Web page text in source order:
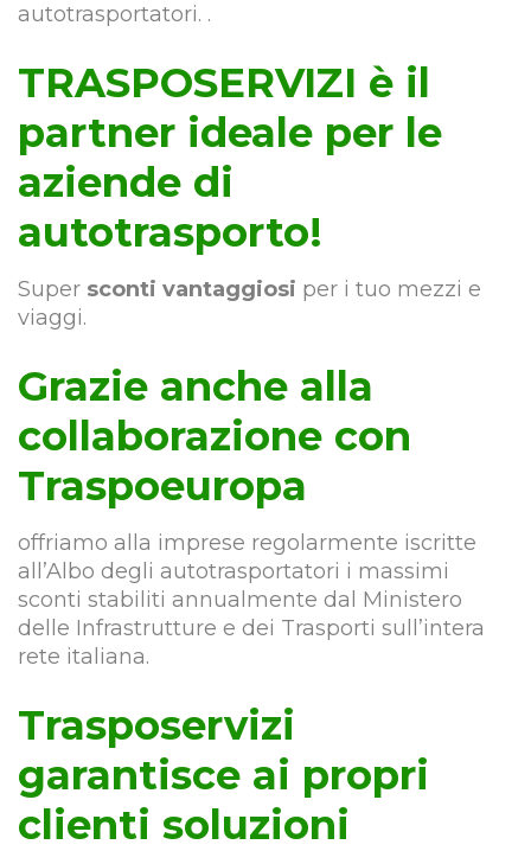
autotrasportatori. .
TRASPOSERVIZI è il
partner ideale per le
aziende di
autotrasporto!
Super sconti vantaggiosi per i tuo mezzi e
viaggi.
Grazie anche alla
collaborazione con
Traspoeuropa
offriamo alla imprese regolarmente iscritte
all’Albo degli autotrasportatori i massimi
sconti stabiliti annualmente dal Ministero
delle Infrastrutture e dei Trasporti sull’intera
rete italiana.
Trasposervizi
garantisce ai propri
clienti soluzioni